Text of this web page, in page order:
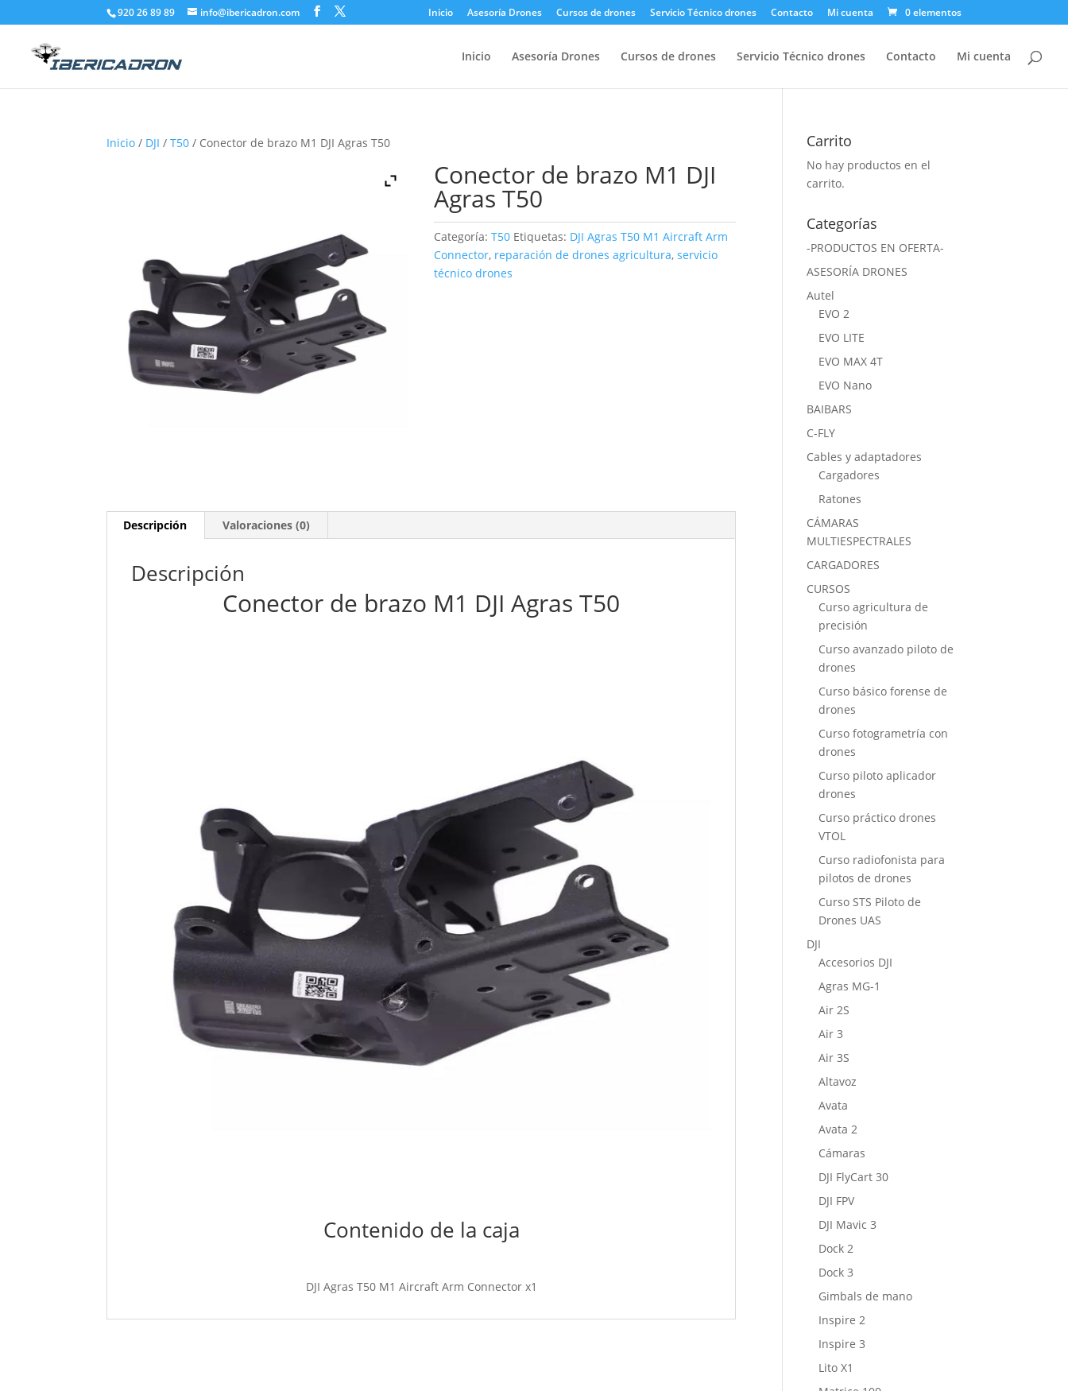
920 26 89 89 info@ibericadron.com Inicio Asesoría Drones Cursos de drones Servicio Técnico drones Contacto Mi cuenta 0 elementos
Inicio Asesoría Drones Cursos de drones Servicio Técnico drones Contacto Mi cuenta
Inicio / DJI /T50 / Conector de brazo M1 DJI Agras T50
Conector de brazo M1 DJI
Agras T50
Categoría:T50 Etiquetas: DJI Agras T50 M1 Aircraft Arm
Connector, reparación de drones agricultura,servicio
técnico drones
Descripción Valoraciones (0)
Descripción
Conector de brazo M1 DJI Agras T50
Contenido de la caja
DJI Agras T50 M1 Aircraft Arm Connector x1
Carrito
No hay productos en el
carrito.
Categorías
-PRODUCTOS EN OFERTA-
ASESORÍA DRONES
Autel
EVO 2
EVO LITE
EVO MAX 4T
EVO Nano
BAIBARS
C-FLY
Cables y adaptadores
Cargadores
Ratones
CÁMARAS
MULTIESPECTRALES
CARGADORES
CURSOS
Curso agricultura de
precisión
Curso avanzado piloto de
drones
Curso básico forense de
drones
Curso fotogrametría con
drones
Curso piloto aplicador
drones
Curso práctico drones
VTOL
Curso radiofonista para
pilotos de drones
Curso STS Piloto de
Drones UAS
DJI
Accesorios DJI
Agras MG-1
Air 2S
Air 3
Air 3S
Altavoz
Avata
Avata 2
Cámaras
DJI FlyCart 30
DJI FPV
DJI Mavic 3
Dock 2
Dock 3
Gimbals de mano
Inspire 2
Inspire 3
Lito X1